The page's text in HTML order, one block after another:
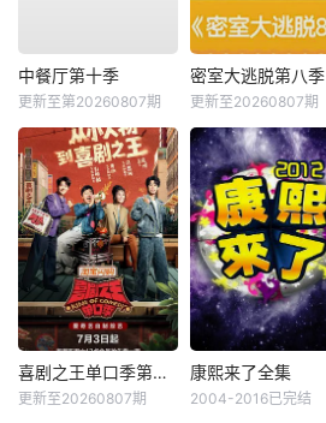
中餐厅第十季
更新至第20260807期
密室大逃脱第八季
更新至20260807期
喜剧之王单口季第三季
更新至20260807期
康熙来了全集
2004-2016已完结